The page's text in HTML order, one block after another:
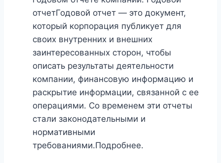
отчетГодовой отчет — это документ,
который корпорация публикует для
своих внутренних и внешних
заинтересованных сторон, чтобы
описать результаты деятельности
компании, финансовую информацию и
раскрытие информации, связанной с ее
операциями. Со временем эти отчеты
стали законодательными и
нормативными
требованиями.Подробнее.